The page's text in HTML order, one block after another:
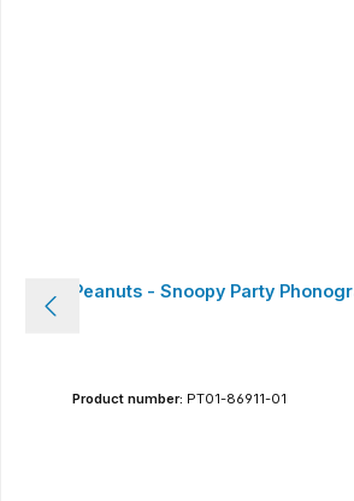
Peanuts - Snoopy Party
Product number: PT01-86911-01